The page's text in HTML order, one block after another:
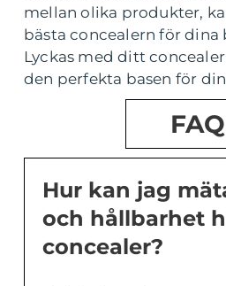
mellan olika produkter,
bästa concealern för dina
Lyckas med ditt
den perfekta basen för
FAQ
Hur kan jag
och hållbarhet
concealer?